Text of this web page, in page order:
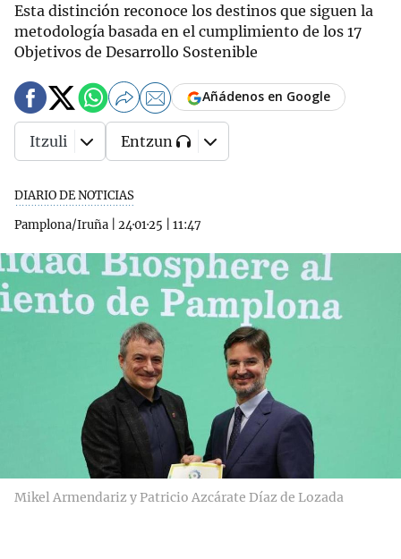
Esta distinción reconoce los destinos que siguen la
metodología basada en el cumplimiento de los 17
Objetivos de Desarrollo Sostenible
DIARIO DE NOTICIAS
Pamplona/Iruña
24·01·25 11:47
Añádenos en Google
Itzuli Entzun
Mikel Armendariz y Patricio Azcárate Díaz de Lozada